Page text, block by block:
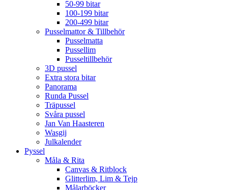
50-99 bitar
100-199 bitar
200-499 bitar
Pusselmattor & Tillbehör
Pusselmatta
Pussellim
Pusseltillbehör
3D pussel
Extra stora bitar
Panorama
Runda Pussel
Träpussel
Svåra pussel
Jan Van Haasteren
Wasgij
Julkalender
Pyssel
Måla & Rita
Canvas & Ritblock
Glitterlim, Lim & Tejp
Målarböcker